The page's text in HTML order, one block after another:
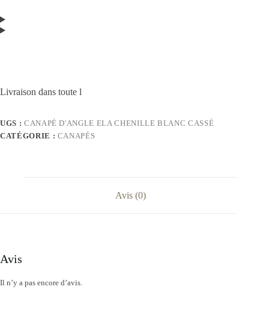
Livraison dans toute l
UGS : CANAPÉ D'ANGLE ELA CHENILLE BLANC CASSÉ
CATÉGORIE : CANAPÉS
Avis (0)
Avis
Il n’y a pas encore d’avis.